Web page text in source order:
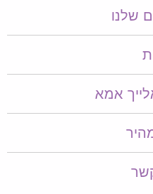
שלנו
אמא​​